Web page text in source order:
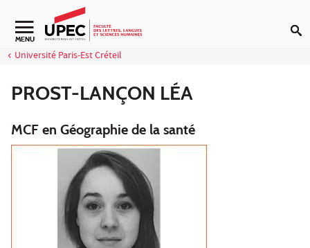
Aller au contenu
Navigation secondaire
MENU
Université Paris-Est Créteil
PROST-LANÇON LÉA
MCF en Géographie de la santé